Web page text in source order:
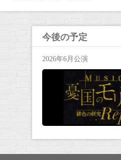
今後の予定
2026年6月公演